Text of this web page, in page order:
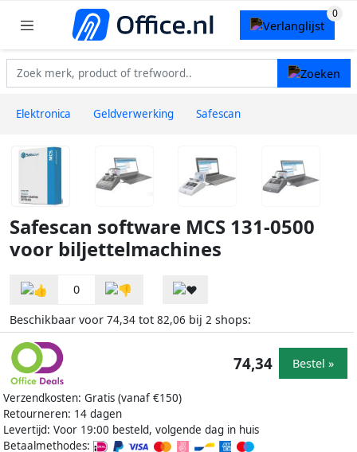
Elektronica Geldverwerking Safescan
Safescan software MCS 131-0500
voor biljettelmachines
0
Beschikbaar voor 74,34 tot 82,06 bij 2 shops:
Verzendkosten: Gratis (vanaf €150)
Retourneren: 14 dagen
Levertijd: Voor 19:00 besteld, volgende dag in huis
Betaalmethodes:
74,34 Bestel »